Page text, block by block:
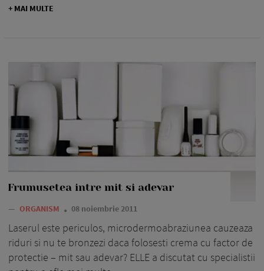
+ MAI MULTE
Frumusetea intre mit si adevar
— ORGANISM 08 noiembrie 2011
Laserul este periculos, microder­moabraziunea cauzeaza
riduri si nu te bronzezi daca folosesti crema cu factor de
protectie – mit sau adevar? ELLE a discutat cu specialistii